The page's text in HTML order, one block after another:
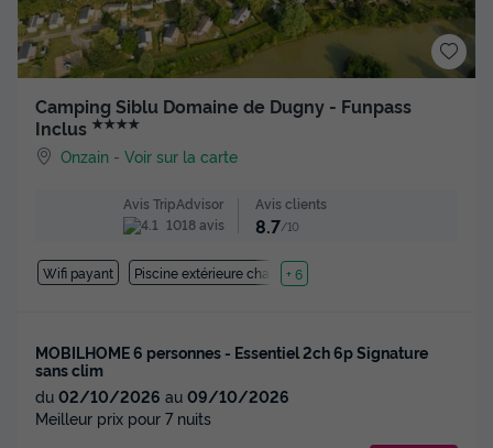
Camping Siblu Domaine de Dugny - Funpass
Inclus ★★★★
Onzain -Voir sur la carte
Avis TripAdvisor
1018 avis
Avis clients
8.7/10
Wifi payant Piscine extérieure chauffée
+ 6
MOBILHOME 6 personnes - Essentiel 2ch 6p Signature
sans clim
du 02/10/2026 au 09/10/2026
Meilleur prix pour 7 nuits